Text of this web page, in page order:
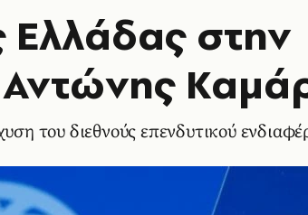
στην
του διεθνούς επενδυτικού